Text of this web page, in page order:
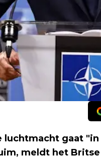
luchtmacht gaat
meldt het